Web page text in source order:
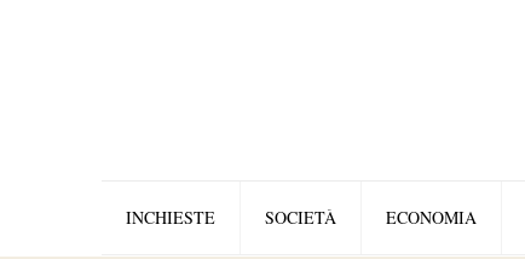
INCHIESTE SOCIETÀ ECONOMIA